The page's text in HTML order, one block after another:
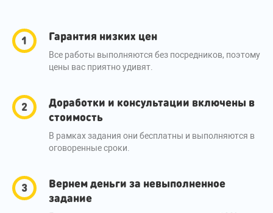
Гарантия низких цен
Все работы выполняются без посредников, поэтому
цены вас приятно удивят.
Доработки и консультации включены в
стоимость
В рамках задания они бесплатны и выполняются в
оговоренные сроки.
Вернем деньги за невыполненное
задание